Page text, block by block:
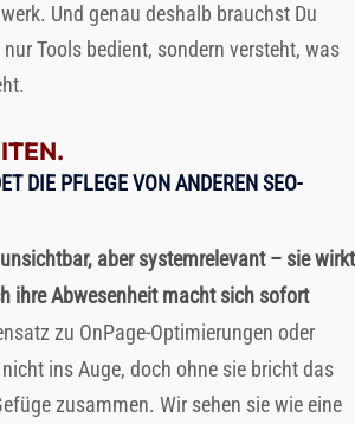
Und genau deshalb brauchst Du
Tools bedient, sondern versteht, was
DIE PFLEGE VON ANDEREN SEO-
aber systemrelevant – sie wirkt
ihre Abwesenheit macht sich sofort
zu OnPage-Optimierungen oder
ins Auge, doch ohne sie bricht das
zusammen. Wir sehen sie wie eine